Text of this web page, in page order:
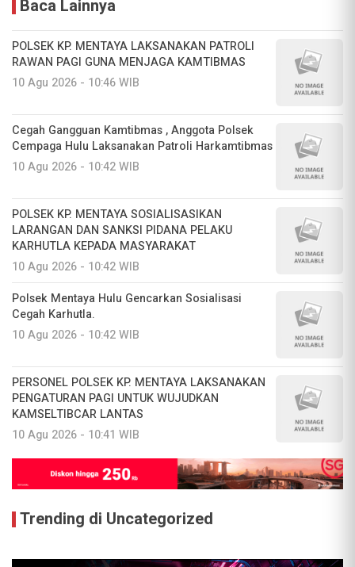
Baca Lainnya
POLSEK KP. MENTAYA LAKSANAKAN PATROLI
RAWAN PAGI GUNA MENJAGA KAMTIBMAS
10 Agu 2026 - 10:46 WIB
Cegah Gangguan Kamtibmas , Anggota Polsek
Cempaga Hulu Laksanakan Patroli Harkamtibmas
10 Agu 2026 - 10:42 WIB
POLSEK KP. MENTAYA SOSIALISASIKAN
LARANGAN DAN SANKSI PIDANA PELAKU
KARHUTLA KEPADA MASYARAKAT
10 Agu 2026 - 10:42 WIB
Polsek Mentaya Hulu Gencarkan Sosialisasi
Cegah Karhutla.
10 Agu 2026 - 10:42 WIB
PERSONEL POLSEK KP. MENTAYA LAKSANAKAN
PENGATURAN PAGI UNTUK WUJUDKAN
KAMSELTIBCAR LANTAS
10 Agu 2026 - 10:41 WIB
Trending di Uncategorized